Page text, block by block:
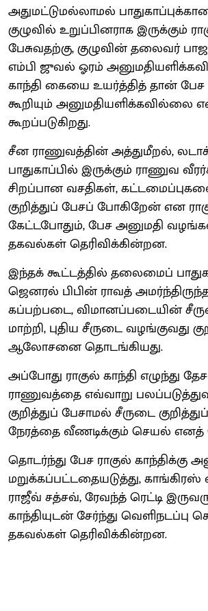
அதுமட்டுமல்லாமல்
குழுவில் உறுப்பினராக இருக்கும்
பேசுவதற்கு, குழுவின் தலைவர்
எம்பி ஜுவல் ஓரம்
காந்தி கையை உயர்த்தித் தான் பேச
கூறியும் அனுமதியளிக்கவில்லை
கூறப்படுகிறது.
சீன ராணுவத்தின் அத்துமீறல்,
பாதுகாப்பில் இருக்கும் ராணுவ
சிறப்பான வசதிகள்,
குறித்துப் பேசப் போகிறேன் என
கேட்டபோதும், பேச அனுமதி
தகவல்கள் தெரிவிக்கின்றன.
இந்தக் கூட்டத்தில் தலைமைப்
ஜெனரல் பிபின் ராவத்
கப்பற்படை, விமானப்படையின்
மாற்றி, புதிய சீருடை வழங்குவது
ஆலோசனை தொடங்கியது.
அப்போது ராகுல் காந்தி எழுந்து
ராணுவத்தை எவ்வாறு
குறித்துப் பேசாமல் சீருடை
நேரத்தை வீணடிக்கும் செயல் எனத்
தொடர்ந்து பேச ராகுல் காந்திக்கு
மறுக்கப்பட்டதையடுத்து, காங்கிரஸ்
ராஜீவ் சத்சவ், ரேவந்த் ரெட்டி
காந்தியுடன் சேர்ந்து
தகவல்கள் தெரிவிக்கின்றன.